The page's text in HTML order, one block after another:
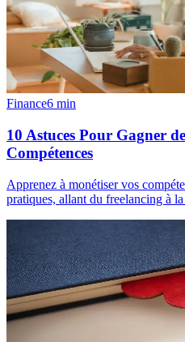
Finance6 min
10 Astuces Pour Gagner
Compétences
Apprenez à monétiser vos
pratiques, allant du freelancing à